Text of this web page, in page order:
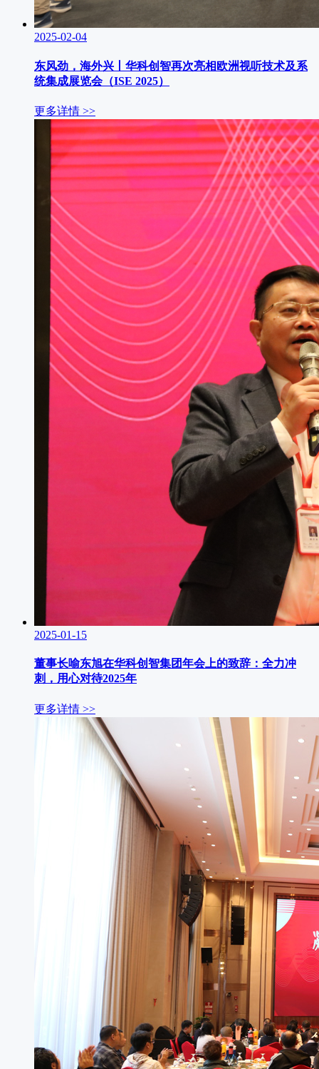
2025-02-04
东风劲，海外兴丨华科创智再次亮相欧洲视听技术及系
统集成展览会（ISE 2025）
更多详情 >>
2025-01-15
董事长喻东旭在华科创智集团年会上的致辞：全力冲
刺，用心对待2025年
更多详情 >>